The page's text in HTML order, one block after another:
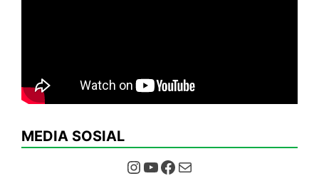
MEDIA SOSIAL
Instagram YouTube Facebook Mail